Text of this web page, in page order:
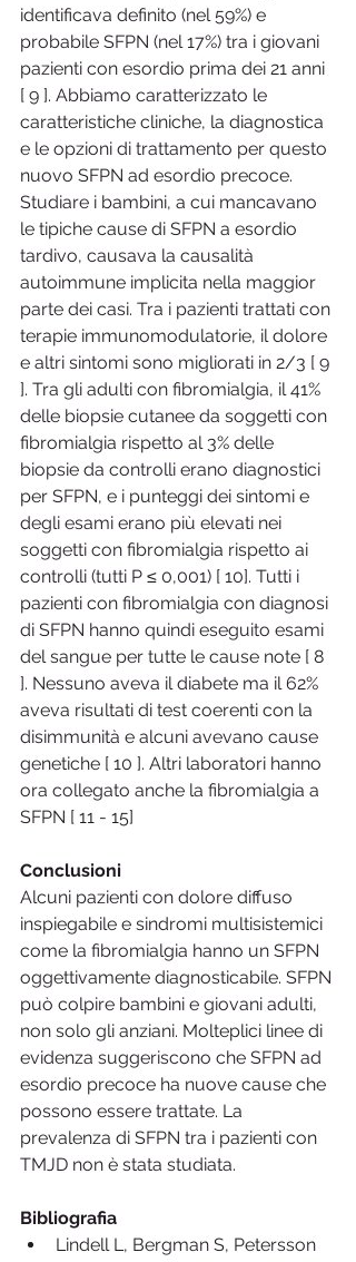
identificava definito (nel 59%) e
probabile SFPN (nel 17%) tra i giovani
pazienti con esordio prima dei 21 anni
[ 9 ]. Abbiamo caratterizzato le
caratteristiche cliniche, la diagnostica
e le opzioni di trattamento per questo
nuovo SFPN ad esordio precoce.
Studiare i bambini, a cui mancavano
le tipiche cause di SFPN a esordio
tardivo, causava la causalità
autoimmune implicita nella maggior
parte dei casi. Tra i pazienti trattati con
terapie immunomodulatorie, il dolore
e altri sintomi sono migliorati in 2/3 [ 9
]. Tra gli adulti con fibromialgia, il 41%
delle biopsie cutanee da soggetti con
fibromialgia rispetto al 3% delle
biopsie da controlli erano diagnostici
per SFPN, e i punteggi dei sintomi e
degli esami erano più elevati nei
soggetti con fibromialgia rispetto ai
controlli (tutti P ≤ 0,001) [ 10]. Tutti i
pazienti con fibromialgia con diagnosi
di SFPN hanno quindi eseguito esami
del sangue per tutte le cause note [ 8
]. Nessuno aveva il diabete ma il 62%
aveva risultati di test coerenti con la
disimmunità e alcuni avevano cause
genetiche [ 10 ]. Altri laboratori hanno
ora collegato anche la fibromialgia a
SFPN [ 11 - 15]
Conclusioni
Alcuni pazienti con dolore diffuso
inspiegabile e sindromi multisistemici
come la fibromialgia hanno un SFPN
oggettivamente diagnosticabile. SFPN
può colpire bambini e giovani adulti,
non solo gli anziani. Molteplici linee di
evidenza suggeriscono che SFPN ad
esordio precoce ha nuove cause che
possono essere trattate. La
prevalenza di SFPN tra i pazienti con
TMJD non è stata studiata.
Bibliografia
Lindell L, Bergman S, Petersson